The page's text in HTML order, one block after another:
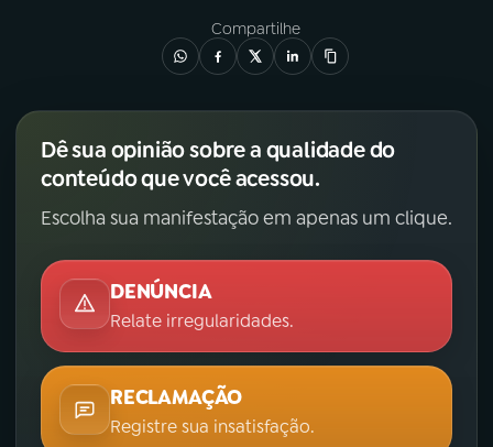
Compartilhe
Dê sua opinião sobre a qualidade do
conteúdo que você acessou.
Escolha sua manifestação em apenas um clique.
DENÚNCIA
Relate irregularidades.
RECLAMAÇÃO
Registre sua insatisfação.